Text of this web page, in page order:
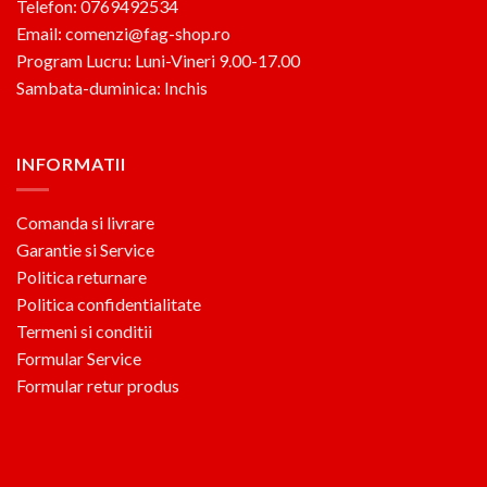
Telefon: 0769492534
Email: comenzi@fag-shop.ro
Program Lucru: Luni-Vineri 9.00-17.00
Sambata-duminica: Inchis
INFORMATII
Comanda si livrare
Garantie si Service
Politica returnare
Politica confidentialitate
Termeni si conditii
Formular Service
Formular retur produs